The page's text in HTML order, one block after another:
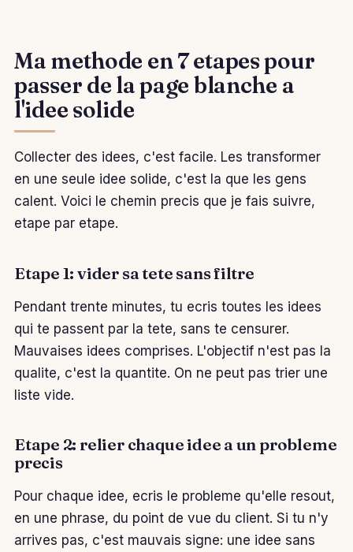
Ma methode en 7 etapes pour
passer de la page blanche a
l'idee solide
Collecter des idees, c'est facile. Les transformer
en une seule idee solide, c'est la que les gens
calent. Voici le chemin precis que je fais suivre,
etape par etape.
Etape 1: vider sa tete sans filtre
Pendant trente minutes, tu ecris toutes les idees
qui te passent par la tete, sans te censurer.
Mauvaises idees comprises. L'objectif n'est pas la
qualite, c'est la quantite. On ne peut pas trier une
liste vide.
Etape 2: relier chaque idee a un probleme
precis
Pour chaque idee, ecris le probleme qu'elle resout,
en une phrase, du point de vue du client. Si tu n'y
arrives pas, c'est mauvais signe: une idee sans